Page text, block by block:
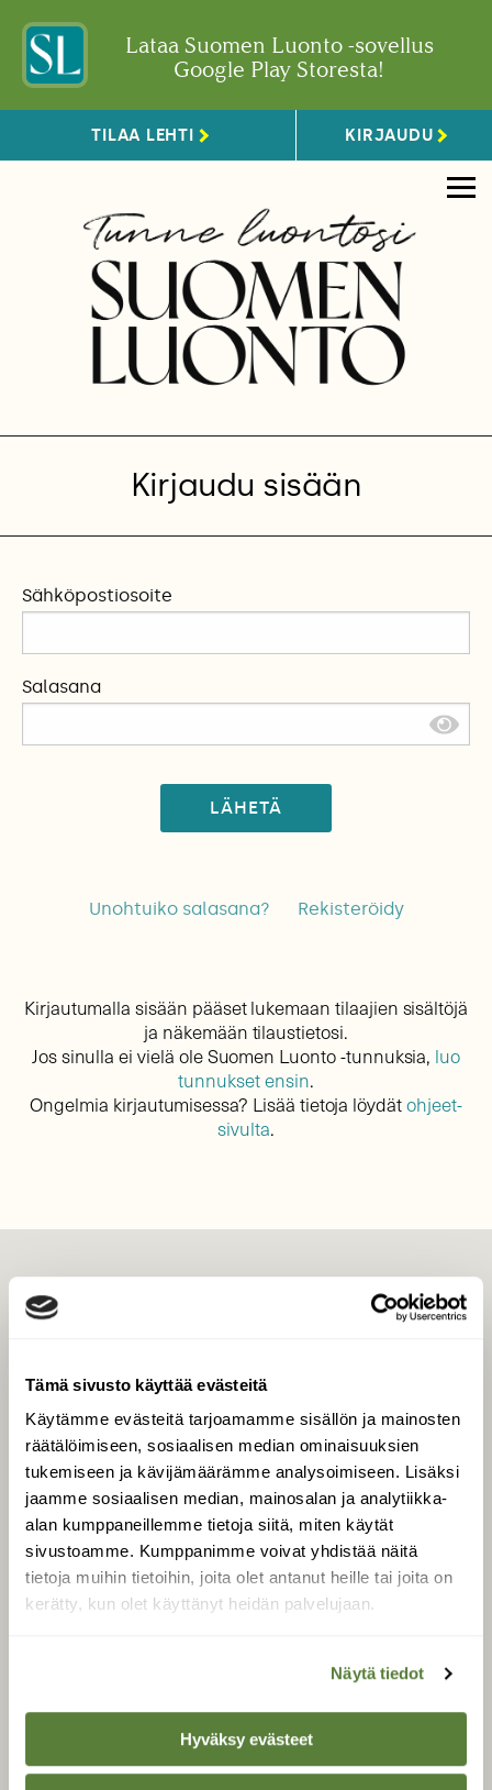
Tämä sivusto käyttää evästeitä
Käytämme evästeitä tarjoamamme sisällön ja mainosten
räätälöimiseen, sosiaalisen median ominaisuuksien
tukemiseen ja kävijämäärämme analysoimiseen. Lisäksi
jaamme sosiaalisen median, mainosalan ja analytiikka-
alan kumppaneillemme tietoja siitä, miten käytät
sivustoamme. Kumppanimme voivat yhdistää näitä
tietoja muihin tietoihin, joita olet antanut heille tai joita on
kerätty, kun olet käyttänyt heidän palvelujaan.
Näytä tiedot
Hyväksy evästeet
Lataa Suomen Luonto -sovellus
Google Play Storesta!
TILAA LEHTI KIRJAUDU
Kirjaudu sisään
Sähköpostiosoite
Salasana
LÄHETÄ
Unohtuiko salasana? Rekisteröidy
Kirjautumalla sisään pääset lukemaan tilaajien sisältöjä
ja näkemään tilaustietosi.
Jos sinulla ei vielä ole Suomen Luonto -tunnuksia, luo
tunnukset ensin.
Ongelmia kirjautumisessa? Lisää tietoja löydätohjeet-
sivulta.
Tilaa digilukuoikeus
Äänestä parasta juttua
Tilaa uutiskirje
SUOMEN LUONNON­
SUOJELU­LIITTO
Suomen Luonto -lehden
luonnonsuojelu­liitto.